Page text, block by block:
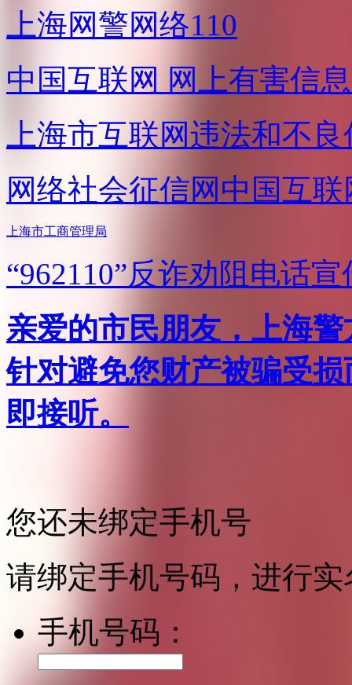
上海网警网络110
中国互联网 网上有害信
上海市互联网违法和不
网络社会征信网 中国互
上海市工商管理局
“962110”反诈劝阻电话宣
亲爱的市民朋友，上海
针对避免您财产被骗受
即接听。
您还未绑定手机号
请绑定手机号码，进行
手机号码：